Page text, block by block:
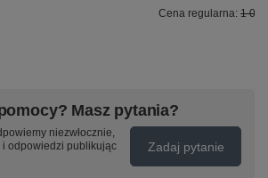
Cena regularna: 1
Masz pytania?
niezwłocznie,
odpowiedzi publikując
Zadaj pytanie